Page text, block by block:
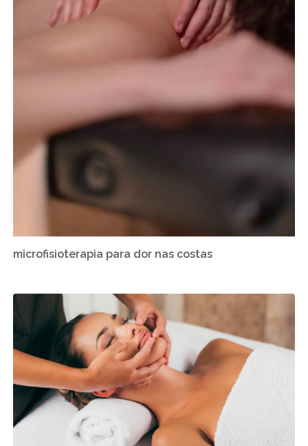
microfisioterapia para dor nas costas